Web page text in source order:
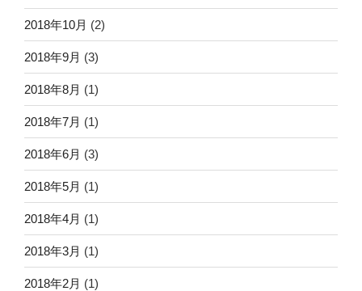
2018年10月 (2)
2018年9月 (3)
2018年8月 (1)
2018年7月 (1)
2018年6月 (3)
2018年5月 (1)
2018年4月 (1)
2018年3月 (1)
2018年2月 (1)